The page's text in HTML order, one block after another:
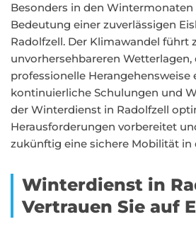
Besonders in den Wintermonaten
Bedeutung einer zuverlässigen
Radolfzell. Der Klimawandel führt
unvorhersehbareren Wetterlagen,
professionelle Herangehensweise
kontinuierliche Schulungen und
der Winterdienst in Radolfzell
Herausforderungen vorbereitet
zukünftig eine sichere Mobilität in
Winterdienst in
Vertrauen Sie auf